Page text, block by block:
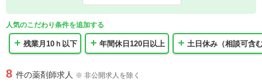
人気のこだわり条件を追加する
残業月10ｈ以下 年間休日120日以上 土日休み（相談可含
8 件の薬剤師求人 ※ 非公開求人を除く